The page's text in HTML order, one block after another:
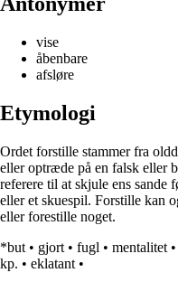
vise
åbenbare
afsløre
Etymologi
Ordet forstille stammer fra
eller optræde på en falsk eller
referere til at skjule ens sande
eller et skuespil. Forstille kan
eller forestille noget.
*but • gjort • fugl • mentalitet •
kp. • eklatant •